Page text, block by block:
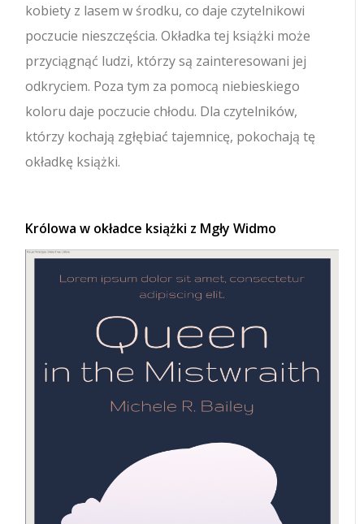
kobiety z lasem w środku, co daje czytelnikowi
poczucie nieszczęścia. Okładka tej książki może
przyciągnąć ludzi, którzy są zainteresowani jej
odkryciem. Poza tym za pomocą niebieskiego
koloru daje poczucie chłodu. Dla czytelników,
którzy kochają zgłębiać tajemnicę, pokochają tę
okładkę książki.
Królowa w okładce książki z Mgły Widmo